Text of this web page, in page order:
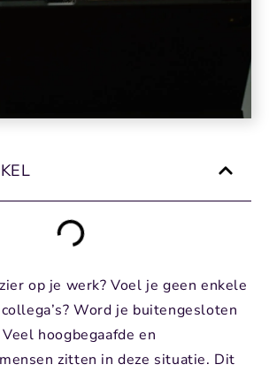
op je werk? Voel je geen enkele
Word je buitengesloten
hoogbegaafde en
zitten in deze situatie. Dit